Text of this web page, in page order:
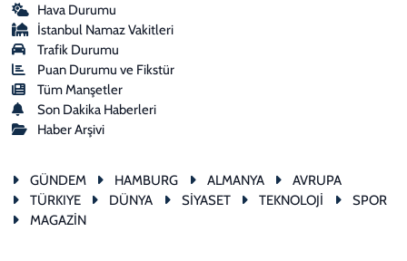
Hava Durumu
İstanbul Namaz Vakitleri
Trafik Durumu
Puan Durumu ve Fikstür
Tüm Manşetler
Son Dakika Haberleri
Haber Arşivi
GÜNDEM HAMBURG ALMANYA
AVRUPA
TÜRKIYE
DÜNYA SİYASET TEKNOLOJİ
SPOR
MAGAZİN